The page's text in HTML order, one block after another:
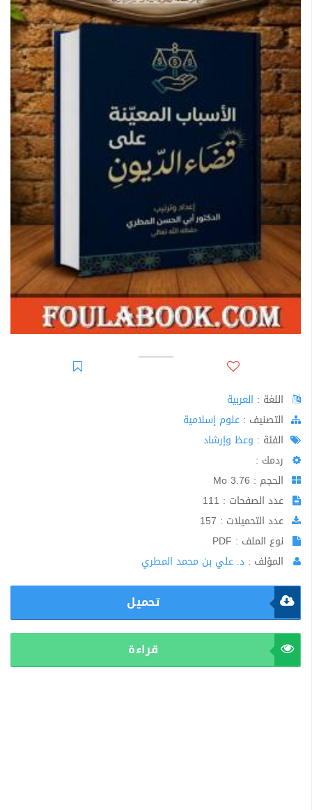
اللغة : العربية
اﻟﺘﺼﻨﻴﻒ : علوم إسلامية
الفئة : وعظ وإرشاد
ردمك :
الحجم : 3.76 Mo
عدد الصفحات : 111
عدد التحميلات : 157
نوع الملف : PDF
المؤلف : د. علي بن محمد المطري
تحميل
قراءة